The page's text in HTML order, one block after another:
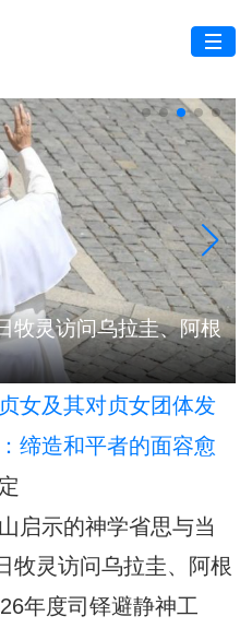
年度司铎避静神工
女及其对贞女团体发
缔造和平者的面容愈
启示的神学省思与当
牧灵访问乌拉圭、阿根
年度司铎避静神工